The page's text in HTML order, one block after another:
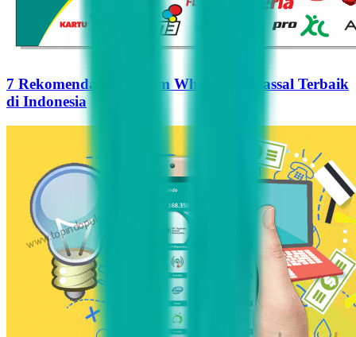
7 Rekomendasi Pengirim WhatsApp Massal Terbaik
di Indonesia